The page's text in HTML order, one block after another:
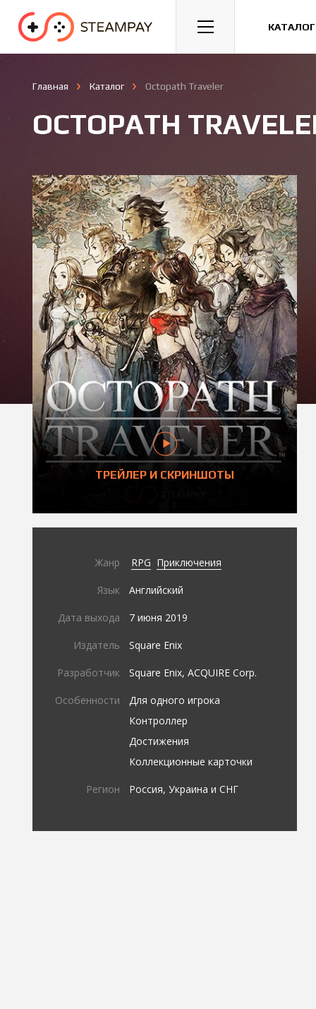
Спорт Гонки Казуальные
Главная Каталог Octopath Traveler
OCTOPATH
ТРЕЙЛЕР И СКРИНШОТЫ
Жанр RPG Приключения
Язык Английский
Дата выхода 7 июня 2019
Издатель Square Enix
Разработчик Square Enix, ACQUIRE Corp.
Особенности
Для одного игрока
Контроллер
Достижения
Коллекционные карточки
Регион Россия, Украина и СНГ